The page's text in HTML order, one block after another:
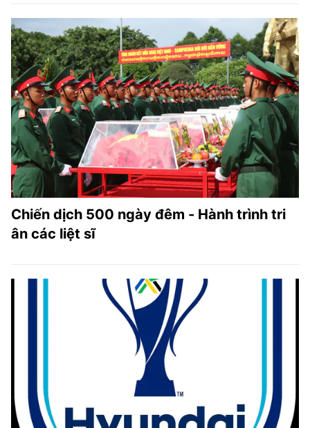
Chiến dịch 500 ngày đêm - Hành trình tri
ân các liệt sĩ